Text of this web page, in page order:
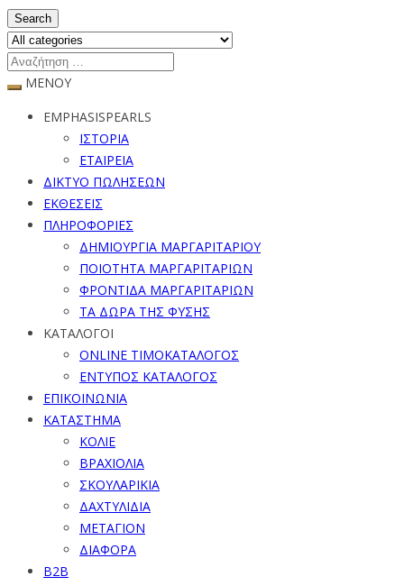
Search
ΜΕΝΟΥ
EMPHASISPEARLS
ΙΣΤΟΡΙΑ
ΕΤΑΙΡΕΙΑ
ΔΙΚΤΥΟ ΠΩΛΗΣΕΩΝ
ΕΚΘΕΣΕΙΣ
ΠΛΗΡΟΦΟΡΙΕΣ
ΔΗΜΙΟΥΡΓΙΑ ΜΑΡΓΑΡΙΤΑΡΙΟΥ
ΠΟΙΟΤΗΤΑ ΜΑΡΓΑΡΙΤΑΡΙΩΝ
ΦΡΟΝΤΙΔΑ ΜΑΡΓΑΡΙΤΑΡΙΩΝ
ΤΑ ΔΩΡΑ ΤΗΣ ΦΥΣΗΣ
ΚΑΤΑΛΟΓΟΙ
ONLINE ΤΙΜΟΚΑΤΑΛΟΓΟΣ
ΕΝΤΥΠΟΣ ΚΑΤΑΛΟΓΟΣ
ΕΠΙΚΟΙΝΩΝΙΑ
ΚΑΤΑΣΤΗΜΑ
ΚΟΛΙΕ
ΒΡΑΧΙΟΛΙΑ
ΣΚΟΥΛΑΡΙΚΙΑ
ΔΑΧΤΥΛΙΔΙΑ
ΜΕΤΑΓΙΟΝ
ΔΙΑΦΟΡΑ
B2B